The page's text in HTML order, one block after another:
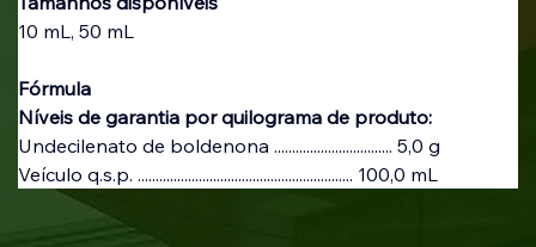
10 mL, 50 mL
Fórmula
Níveis de garantia por quilograma de produto:
Undecilenato de boldenona ................................. 5,0 g
Veículo q.s.p. ............................................................ 100,0 mL